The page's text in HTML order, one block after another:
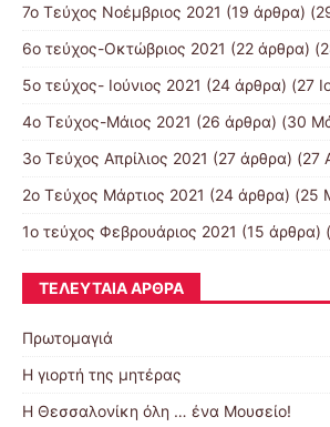
7o Τεύχος Νοέμβριος 2021 (19 άρθρα)
6ο τεύχος-Οκτώβριος 2021 (22 άρθρα)
5ο τεύχος- Ιούνιος 2021 (24 άρθρα) (27
4o Tεύχος-Μάιος 2021 (26 άρθρα) (30
3ο Τεύχος Απρίλιος 2021 (27 άρθρα) (27
2o Tεύχος Μάρτιος 2021 (24 άρθρα) (25
1ο τεύχος Φεβρουάριος 2021 (15 άρθρα)
ΤΕΛΕΥΤΑΊΑ ΆΡΘΡΑ
Πρωτομαγιά
Η γιορτή της μητέρας
Η Θεσσαλονίκη όλη … ένα Μουσείο!